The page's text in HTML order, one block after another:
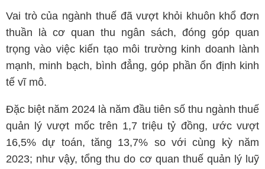
Vai trò của ngành thuế đã vượt khỏi khuôn khổ đơn
thuần là cơ quan thu ngân sách, đóng góp quan
trọng vào việc kiến tạo môi trường kinh doanh lành
mạnh, minh bạch, bình đẳng, góp phần ổn định kinh
tế vĩ mô.
Đặc biệt năm 2024 là năm đầu tiên số thu ngành thuế
quản lý vượt mốc trên 1,7 triệu tỷ đồng, ước vượt
16,5% dự toán, tăng 13,7% so với cùng kỳ năm
2023; như vậy, tổng thu do cơ quan thuế quản lý luỹ